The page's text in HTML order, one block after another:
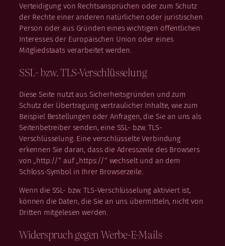
Verteidigung von Rechtsansprüchen oder zum Schutz
der Rechte einer anderen natürlichen oder juristischen
Person oder aus Gründen eines wichtigen öffentlichen
Interesses der Europäischen Union oder eines
Mitgliedstaats verarbeitet werden.
SSL- bzw. TLS-Verschlüsselung
Diese Seite nutzt aus Sicherheitsgründen und zum
Schutz der Übertragung vertraulicher Inhalte, wie zum
Beispiel Bestellungen oder Anfragen, die Sie an uns als
Seitenbetreiber senden, eine SSL- bzw. TLS-
Verschlüsselung. Eine verschlüsselte Verbindung
erkennen Sie daran, dass die Adresszeile des Browsers
von „http://“ auf „https://“ wechselt und an dem
Schloss-Symbol in Ihrer Browserzeile.
Wenn die SSL- bzw. TLS-Verschlüsselung aktiviert ist,
können die Daten, die Sie an uns übermitteln, nicht von
Dritten mitgelesen werden.
Widerspruch gegen Werbe-E-Mails